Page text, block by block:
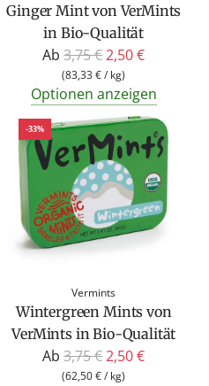
i
s
Ginger Mint von VerMints
in Bio-Qualität
Ab R
e
g
u
l
ä
r
e
r
P
i
s
3,75 €2,50 €
(83,33 €/ kg)
Optionen anzeigen
-33%
Vermints
Wintergreen Mints von
VerMints in Bio-Qualität
Ab R
e
3,75 €2,50 €
(62,50 €/ kg)